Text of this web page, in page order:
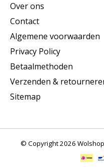
Over ons
Contact
Algemene voorwaarden
Privacy Policy
Betaalmethoden
Verzenden &
Sitemap
© Copyright 2026